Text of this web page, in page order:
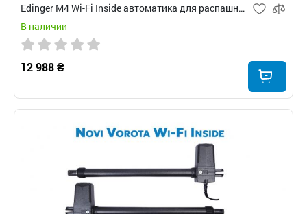
Edinger M4 Wi-Fi Inside автоматика для распашных ворот
В наличии
12 988 ₴